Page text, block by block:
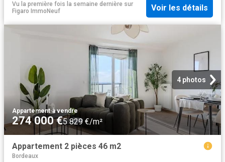
Vu la première fois la semaine dernière sur
Figaro ImmoNeuf
Voir les détails
4 photos
Appartement·à vendre
274 000 €5 829 €/m²
Appartement 2 pièces 46 m2
Bordeaux